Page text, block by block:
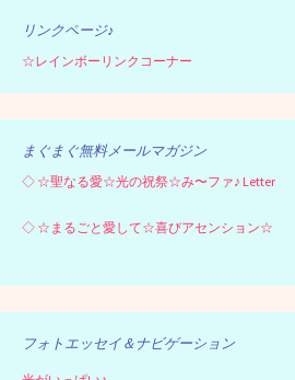
リンクページ♪
☆レインボーリンクコーナー
まぐまぐ無料メールマガジン
◇ ☆聖なる愛☆光の祝祭☆み〜ファ♪ Letter
◇ ☆まるごと愛して☆喜びアセンション☆
フォトエッセイ＆ナビゲーション